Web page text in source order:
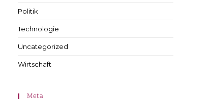
Politik
Technologie
Uncategorized
Wirtschaft
Meta